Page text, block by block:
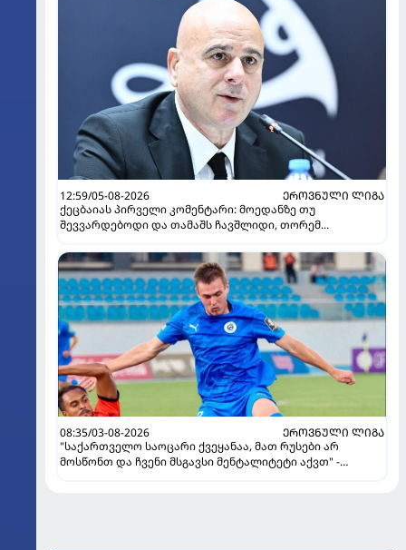
12:59/05-08-2026
ᲔᲠᲝᲕᲜᲣᲚᲘ ᲚᲘᲒᲐ
ქეცბაიას პირველი კომენტარი: მოედანზე თუ
შევვარდებოდი და თამაშს ჩავშლიდი, თორემ...
08:35/03-08-2026
ᲔᲠᲝᲕᲜᲣᲚᲘ ᲚᲘᲒᲐ
"საქართველო საოცარი ქვეყანაა, მათ რუსები არ
მოსწონთ და ჩვენი მსგავსი მენტალიტეტი აქვთ" -